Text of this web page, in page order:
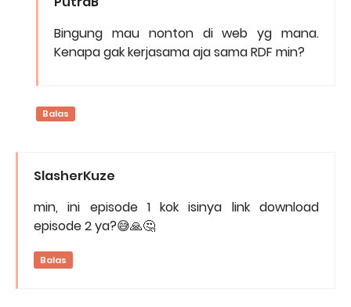
Bingung mau nonton di web yg mana.
Kenapa gak kerjasama aja sama RDF min?
Balas
SlasherKuze
min, ini episode 1 kok isinya link download
episode 2 ya?😅🙏🤔
Balas